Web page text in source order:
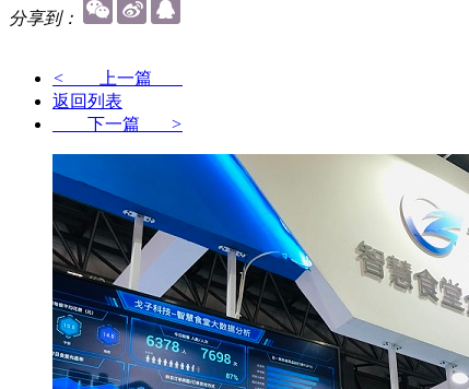
分享到：
< 上一篇
返回列表
下一篇 >